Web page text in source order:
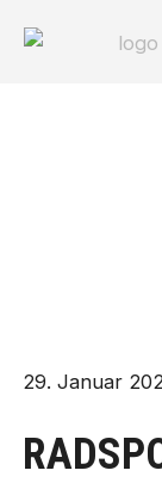
Inhalt
29. Januar
navigation